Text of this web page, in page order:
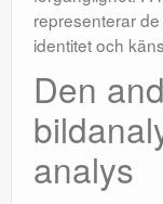
representerar
identitet och
Den
analys